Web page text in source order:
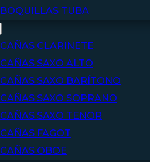
BOQUILLAS TUBA
CAÑAS CLARINETE
CAÑAS SAXO ALTO
CAÑAS SAXO BARÍTONO
CAÑAS SAXO SOPRANO
CAÑAS SAXO TENOR
CAÑAS FAGOT
CAÑAS OBOE